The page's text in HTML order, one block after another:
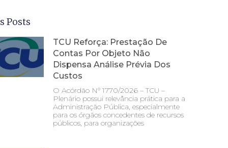
Posts
TCU Reforça: Prestação De
Contas Por Objeto Não
Dispensa Análise Prévia Dos
Custos
O Acórdão Nº 1770/2026 – TCU –
Plenário possui relevância prática para a
Administração Pública, especialmente
para os órgãos concedentes de recursos
públicos, para organizações